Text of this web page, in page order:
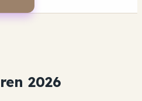
2026